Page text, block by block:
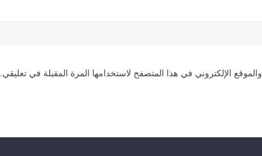
الإلكتروني في هذا المتصفح لاستخدامها المرة المقبلة في تعليقي.